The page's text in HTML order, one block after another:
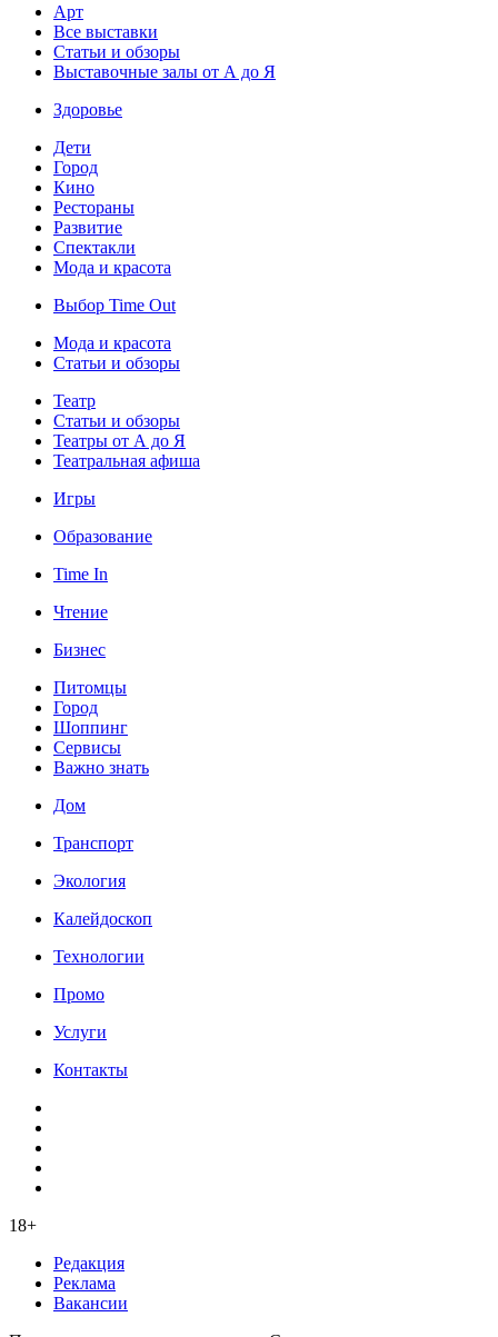
Арт
Все выставки
Статьи и обзоры
Выставочные залы от А до Я
Здоровье
Дети
Город
Кино
Рестораны
Развитие
Спектакли
Мода и красота
Выбор Time Out
Мода и красота
Статьи и обзоры
Театр
Статьи и обзоры
Театры от А до Я
Театральная афиша
Игры
Образование
Time In
Чтение
Бизнес
Питомцы
Город
Шоппинг
Сервисы
Важно знать
Дом
Транспорт
Экология
Калейдоскоп
Технологии
Промо
Услуги
Контакты
18+
Редакция
Реклама
Вакансии